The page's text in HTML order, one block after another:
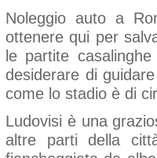
Noleggio auto a
ottenere qui per
le partite
desiderare di
come lo stadio è di
Ludovisi è una
altre parti della